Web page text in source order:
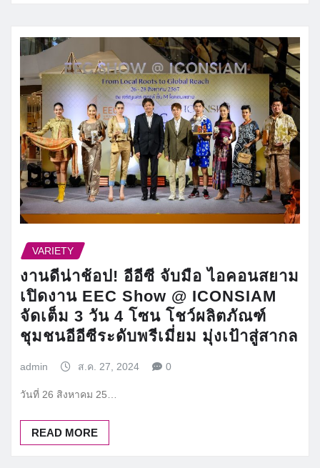
VARIETY
งานดีน่าช้อป! อีอีซี จับมือ ไอคอนสยาม
เปิดงาน EEC Show @ ICONSIAM
จัดเต็ม 3 วัน 4 โซน โชว์ผลิตภัณฑ์
ชุมชนอีอีซีระดับพรีเมี่ยม มุ่งเป้าสู่สากล
admin ส.ค. 27, 2024 0
วันที่ 26 สิงหาคม 25…
READ MORE